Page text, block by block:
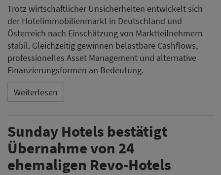
Trotz wirtschaftlicher Unsicherheiten entwickelt sich
der Hotelimmobilienmarkt in Deutschland und
Österreich nach Einschätzung von Marktteilnehmern
stabil. Gleichzeitig gewinnen belastbare Cashflows,
professionelles Asset Management und alternative
Finanzierungsformen an Bedeutung.
Weiterlesen
Sunday Hotels bestätigt
Übernahme von 24
ehemaligen Revo-Hotels